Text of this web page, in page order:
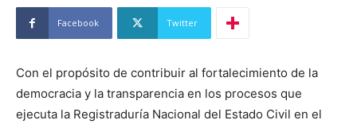
Facebook Twitter
Con el propósito de contribuir al fortalecimiento de la
democracia y la transparencia en los procesos que
ejecuta la Registraduría Nacional del Estado Civil en el